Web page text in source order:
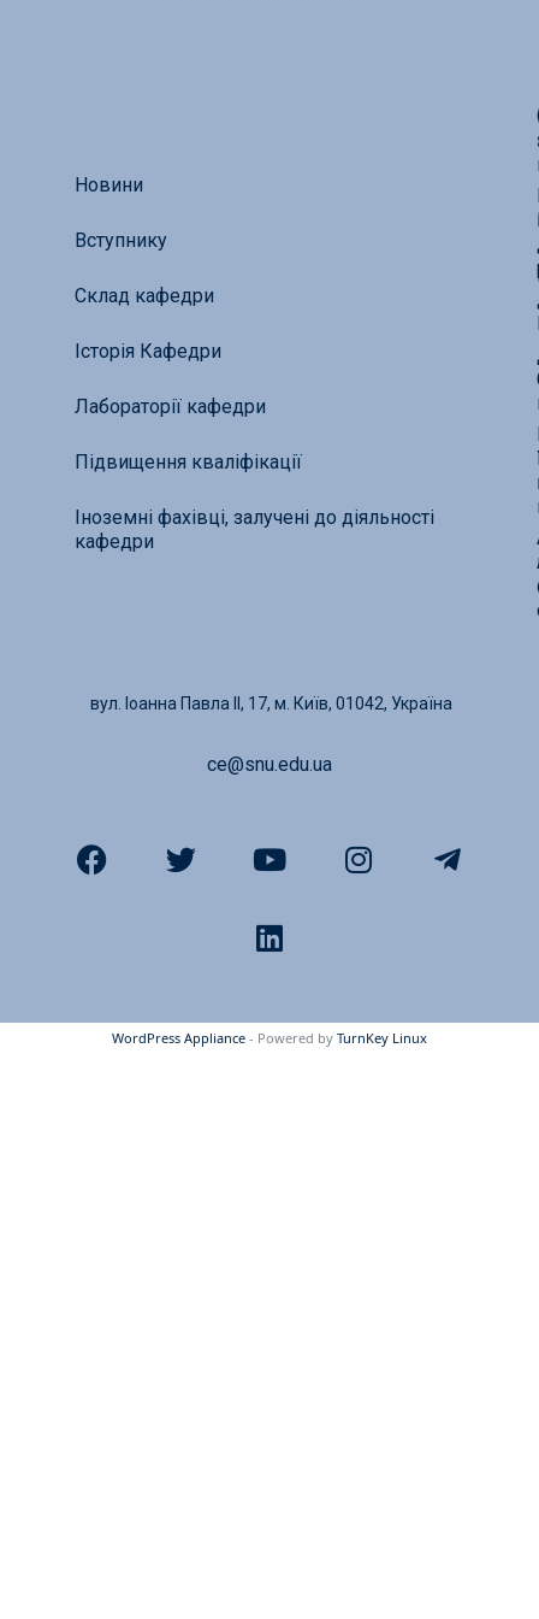
Новини
Вступнику
Склад кафедри
Історія Кафедри
Лабораторії кафедри
Підвищення кваліфікації
Іноземні фахівці, залучені до діяльності
кафедри
вул. Іоанна Павла ІІ, 17, м. Київ, 01042, Україна
ce@snu.edu.ua
WordPress Appliance - Powered by TurnKey Linux